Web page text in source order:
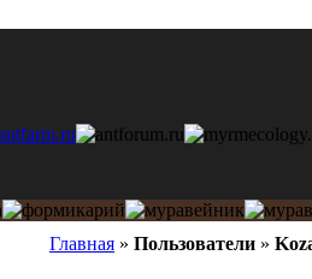
Главная » Пользователи »